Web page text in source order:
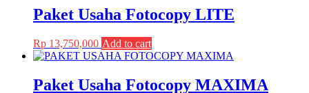
Paket Usaha Fotocopy LITE
Rp 13,750,000 Add to cart
Paket Usaha Fotocopy MAXIMA